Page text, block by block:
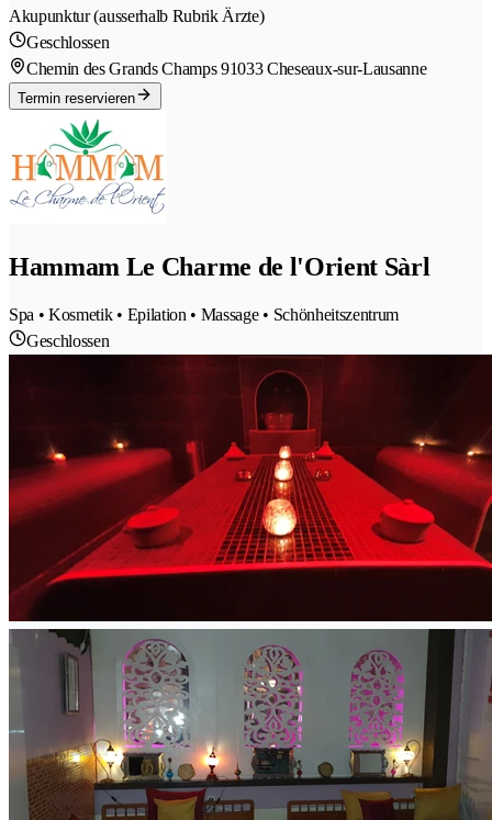
Akupunktur (ausserhalb Rubrik Ärzte)
Geschlossen
Chemin des Grands Champs 91033 Cheseaux-sur-Lausanne
Termin reservieren
Hammam Le Charme de l'Orient Sàrl
Spa • Kosmetik • Epilation • Massage • Schönheitszentrum
Geschlossen